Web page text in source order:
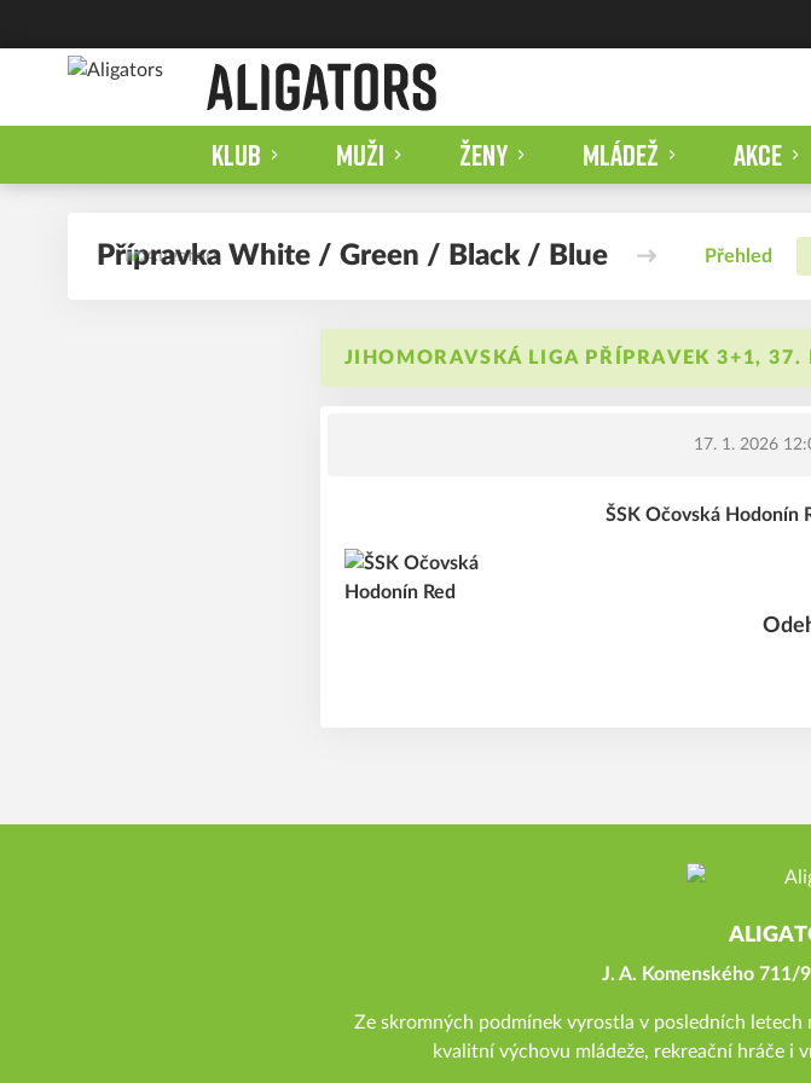
KLUB MUŽI ŽENY MLÁDEŽ AKCE
Přípravka White / Green / Black / Blue Přehled
JIHOMORAVSKÁ LIGA PŘÍPRAVEK 3+1, 37.
17. 1. 2026
ŠSK Očovská Hodonín
J. A. Komenského 711/
Ze skromných podmínek vyrostla v posledních letech
kvalitní výchovu mládeže, rekreační hráče i